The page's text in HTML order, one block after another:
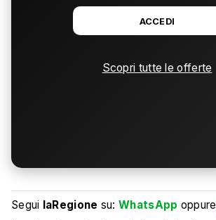
ACCEDI
Scopri tutte le offerte
Segui laRegione su:WhatsApp oppure